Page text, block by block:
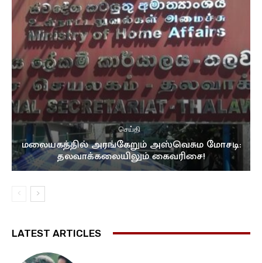
செய்தி
மலையகத்தில் அரங்கேறும் அஸ்வெசும மோசடி:
தலவாக்கலையிலும் கைவரிசை!
LATEST ARTICLES